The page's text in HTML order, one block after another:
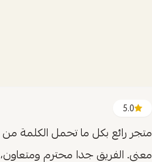
5.0
متجر رائع بكل ما تحمل الكلمة من
معنى. الفريق جدا محترم ومتعاون،